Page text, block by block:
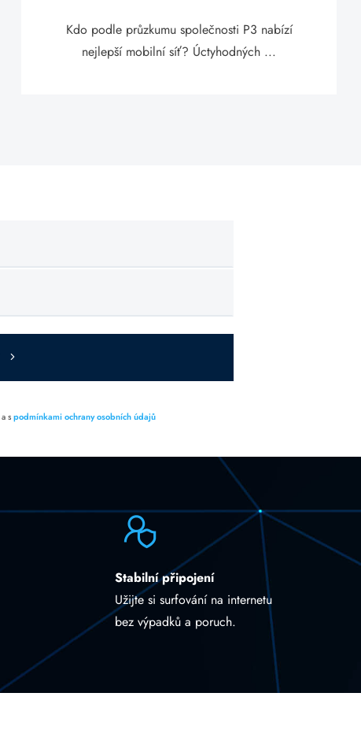
Kdo podle průzkumu společnosti P3 nabízí
nejlepší mobilní síť? Úctyhodných ...
a spodmínkami ochrany osobních údajů
Stabilní připojení
Užijte si surfování na internetu
bez výpadků a poruch.